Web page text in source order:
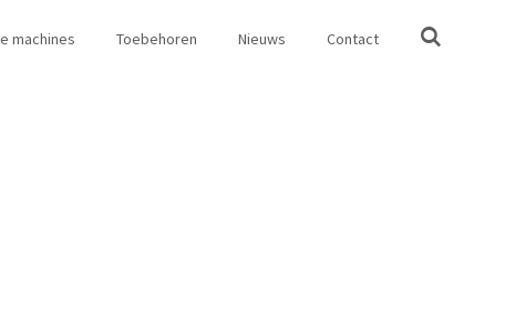
machines Toebehoren Nieuws Contact